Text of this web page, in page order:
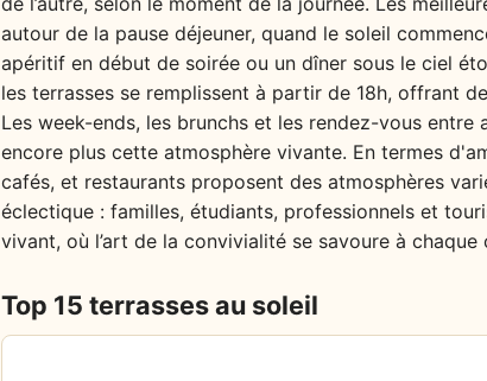
autour de la pause déjeuner, quand le soleil
apéritif en début de soirée ou un dîner sous le ciel
les terrasses se remplissent à partir de 18h, offrant
Les week-ends, les brunchs et les rendez-vous
encore plus cette atmosphère vivante. En termes
cafés, et restaurants proposent des atmosphères
éclectique : familles, étudiants, professionnels et
vivant, où l’art de la convivialité se savoure à chaque
Top 15 terrasses au soleil